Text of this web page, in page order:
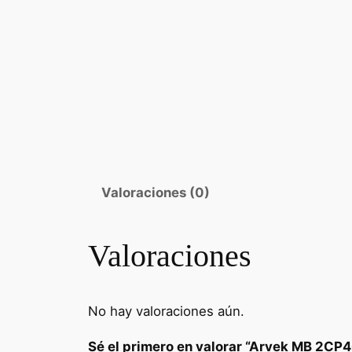
Valoraciones (0)
Valoraciones
No hay valoraciones aún.
Sé el primero en valorar “Arvek MB